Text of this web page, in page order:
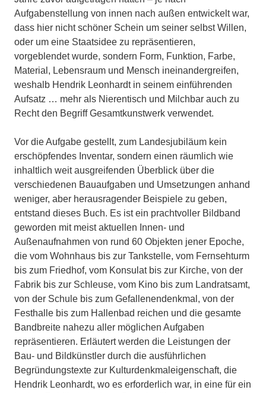
Aufgabenstellung von innen nach außen entwickelt war,
dass hier nicht schöner Schein um seiner selbst Willen,
oder um eine Staatsidee zu repräsentieren,
vorgeblendet wurde, sondern Form, Funktion, Farbe,
Material, Lebensraum und Mensch ineinandergreifen,
weshalb Hendrik Leonhardt in seinem einführenden
Aufsatz … mehr als Nierentisch und Milchbar auch zu
Recht den Begriff Gesamtkunstwerk verwendet.
Vor die Aufgabe gestellt, zum Landesjubiläum kein
erschöpfendes Inventar, sondern einen räumlich wie
inhaltlich weit ausgreifenden Überblick über die
verschiedenen Bauaufgaben und Umsetzungen anhand
weniger, aber herausragender Beispiele zu geben,
entstand dieses Buch. Es ist ein prachtvoller Bildband
geworden mit meist aktuellen Innen- und
Außenaufnahmen von rund 60 Objekten jener Epoche,
die vom Wohnhaus bis zur Tankstelle, vom Fernsehturm
bis zum Friedhof, vom Konsulat bis zur Kirche, von der
Fabrik bis zur Schleuse, vom Kino bis zum Landratsamt,
von der Schule bis zum Gefallenendenkmal, von der
Festhalle bis zum Hallenbad reichen und die gesamte
Bandbreite nahezu aller möglichen Aufgaben
repräsentieren. Erläutert werden die Leistungen der
Bau- und Bildkünstler durch die ausführlichen
Begründungstexte zur Kulturdenkmaleigenschaft, die
Hendrik Leonhardt, wo es erforderlich war, in eine für ein